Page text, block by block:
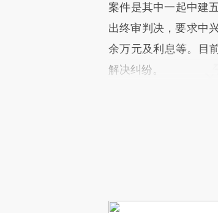
案件是其中一起中建
出终审判决，要求中
余万元及利息等。目
解决纠纷。